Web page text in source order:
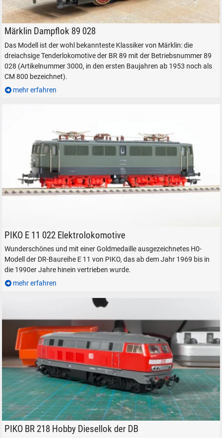
Märklin 89 028 als Flohmarkt-Fund.
Märklin Dampflok 89 028
Das Modell ist der wohl bekannteste Klassiker von Märklin: die
dreiachsige Tenderlokomotive der BR 89 mit der Betriebsnummer 89
028 (Artikelnummer 3000, in den ersten Baujahren ab 1953 noch als
CM 800 bezeichnet).
mehr erfahren
PIKO H0-Modell (1:87) der Elektrolokomotive DR E 11 022.
PIKO E 11 022 Elektrolokomotive
Wunderschönes und mit einer Goldmedaille ausgezeichnetes H0-
Modell der DR-Baureihe E 11 von PIKO, das ab dem Jahr 1969 bis in
die 1990er Jahre hinein vertrieben wurde.
mehr erfahren
PIKO Modelleisenbahn Modellbahn Diesellokomotive BR 218 H0
PIKO BR 218 Hobby Diesellok der DB
SUCHEN
suchen